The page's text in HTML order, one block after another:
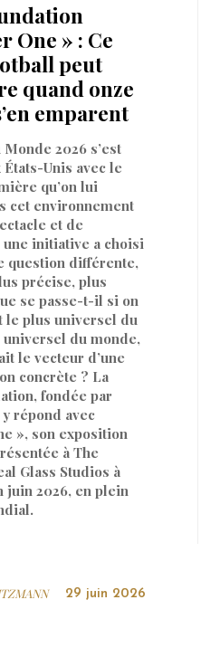
One » : Ce
peut
quand onze
emparent
2026 s’est
Unis avec le
qu’on lui
cet environnement
et de
initiative a choisi
question différente,
précise, plus
se passe-t-il si on
le plus universel du
du monde,
le vecteur d’une
concrète ? La
fondée par
répond avec
», son exposition
à The
Glass Studios à
juin 2026, en plein
29 juin 2026